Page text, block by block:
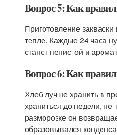
Вопрос 5: Как
Приготовление
тепле. Каждые 24 часа
станет пенистой и
Вопрос 6: Как
Хлеб лучше хранить в
храниться до недели, не
разморозке он
образовывался